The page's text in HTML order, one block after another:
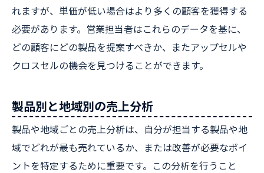
れますが、単価が低い場合はより多くの顧客を獲得する
必要があります。営業担当者はこれらのデータを基に、
どの顧客にどの製品を提案すべきか、またアップセルや
クロスセルの機会を見つけることができます。
製品別と地域別の売上分析
製品や地域ごとの売上分析は、自分が担当する製品や地
域でどれが最も売れているか、または改善が必要なポイ
ントを特定するために重要です。この分析を行うこと